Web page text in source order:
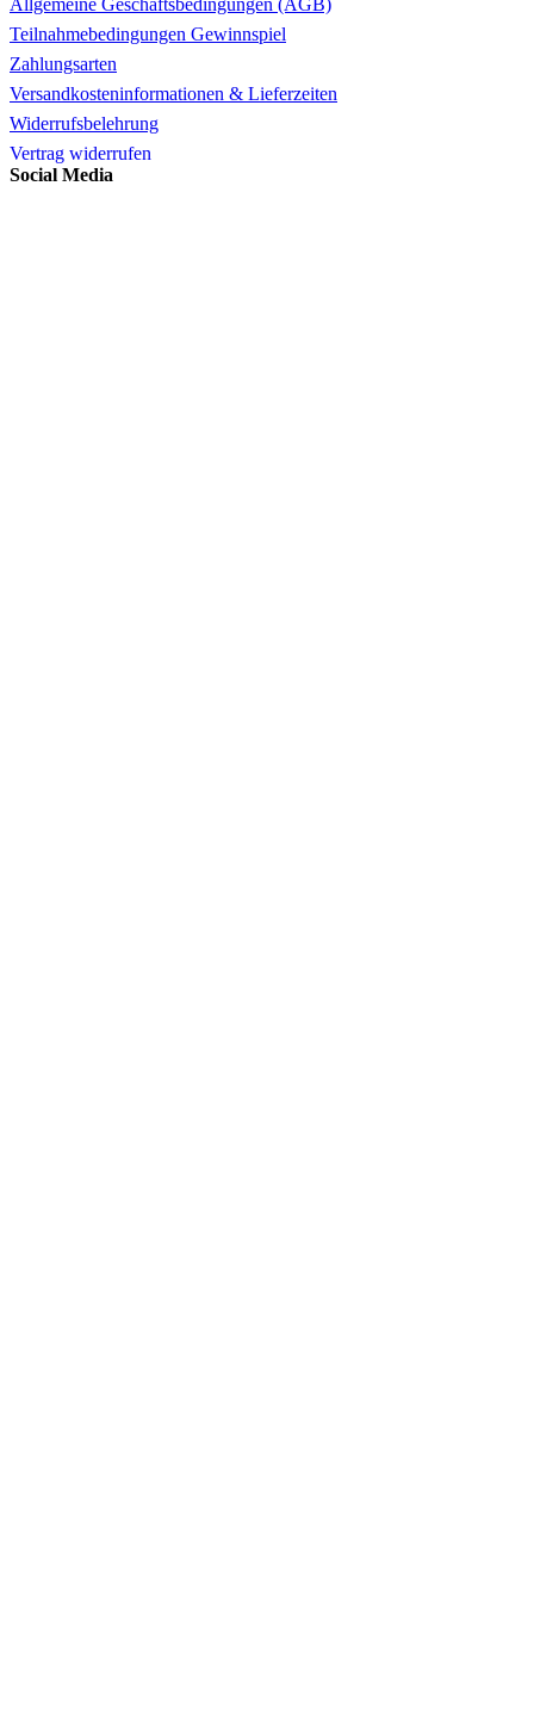
Teilnahmebedingungen Gewinnspiel
Zahlungsarten
Versandkosteninformationen & Lieferzeiten
Widerrufsbelehrung
Vertrag widerrufen
Social Media